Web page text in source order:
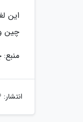
این
چین
انتشار: